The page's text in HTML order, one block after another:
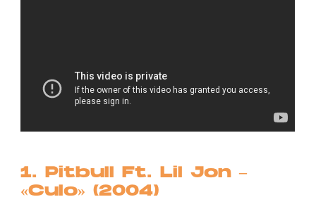
1. Pitbull Ft. Lil Jon –
«Culo» (2004)